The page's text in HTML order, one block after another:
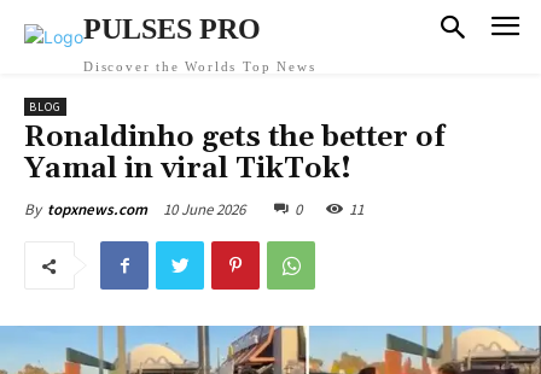
PULSES PRO
Discover the Worlds Top News
BLOG
Ronaldinho gets the better of
Yamal in viral TikTok!
By topxnews.com 10 June 2026 0 11